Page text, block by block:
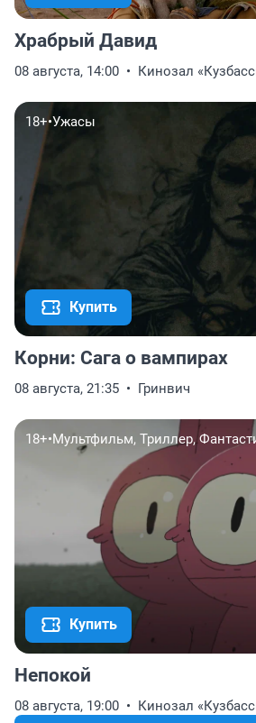
Храбрый Давид
08 августа, 14:00 Кинозал
18+•Ужасы
Купить
Корни: Сага о вампирах
08 августа, 21:35 Гринвич
18+•Мультфильм, Триллер,
Купить
Непокой
08 августа, 19:00 Кинозал